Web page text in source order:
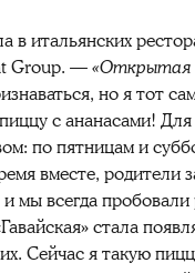
в итальянских
Group. —«Открытая
но я тот
с ананасами!
по пятницам и
вместе, родители
мы всегда пробовали
стала
Сейчас я такую